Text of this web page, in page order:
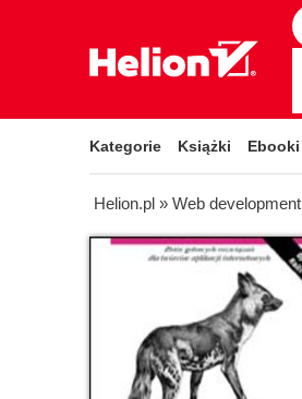
Kategorie Książki Ebooki
Helion.pl » Web development